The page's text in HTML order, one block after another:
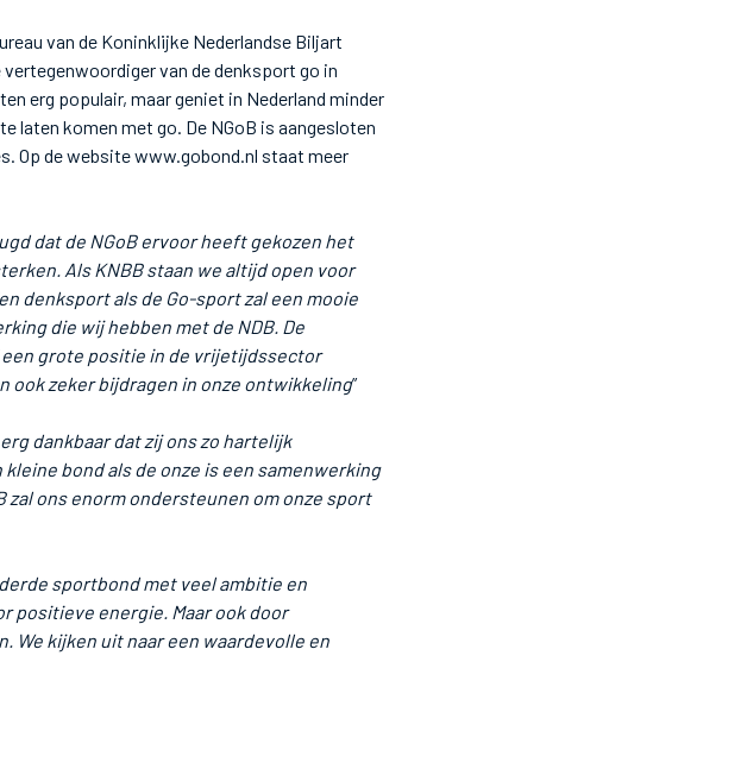
van de Koninklijke Nederlandse Biljart
vertegenwoordiger van de denksport go in
erg populair, maar geniet in Nederland minder
laten komen met go. De NGoB is aangesloten
Op de website www.gobond.nl staat meer
dat de NGoB ervoor heeft gekozen het
Als KNBB staan we altijd open voor
denksport als de Go-sport zal een mooie
die wij hebben met de NDB. De
grote positie in de vrijetijdssector
ook zeker bijdragen in onze ontwikkeling”
dankbaar dat zij ons zo hartelijk
bond als de onze is een samenwerking
zal ons enorm ondersteunen om onze sport
sportbond met veel ambitie en
positieve energie. Maar ook door
We kijken uit naar een waardevolle en